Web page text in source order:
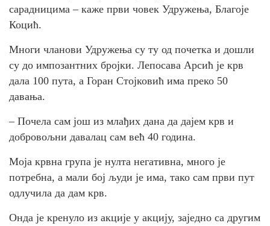
сарадницима – каже први човек Удружења, Благоје
Коцић.
Многи чланови Удружења су ту од почетка и дошли
су до импозантних бројки. Лепосава Арсић је крв
дала 100 пута, а Горан Стојковић има преко 50
давања.
– Почела сам још из млађих дана да дајем крв и
добровољни давалац сам већ 40 година.
Моја крвна група је нулта негативна, много је
потребна, а мали бој људи је има, тако сам први пут
одлучила да дам крв.
Онда је кренуло из акције у акцију, заједно са другим